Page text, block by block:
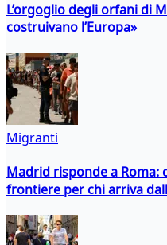
L’orgoglio degli orfani di
costruivano l’Europa»
Migranti
Madrid risponde a
frontiere per chi arriva